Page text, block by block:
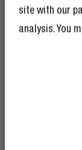
site with our
analysis. You